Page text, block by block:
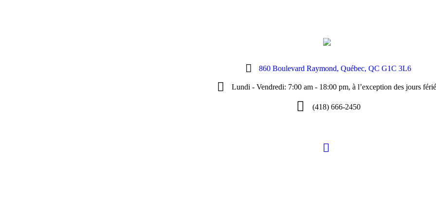
860 Boulevard Raymond, Québec, QC G1C 3L6
Lundi - Vendredi: 7:00 am - 18:00 pm, à l’exception des jours
(418) 666-2450